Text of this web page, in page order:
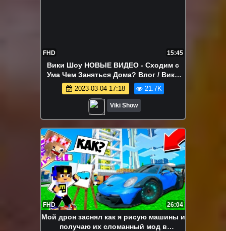
FHD 15:45
Вики Шоу НОВЫЕ ВИДЕО - Сходим с
Ума Чем Заняться Дома? Влог / Вики
Шоу
2023-03-04 17:18 21.7K
Viki Show
FHD 26:04
Мой дрон заснял как я рисую машины и
получаю их сломанный мод в